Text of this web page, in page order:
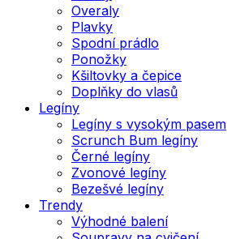
Overaly
Plavky
Spodní prádlo
Ponožky
Kšiltovky a čepice
Doplňky do vlasů
Legíny
Legíny s vysokým pasem
Scrunch Bum legíny
Černé legíny
Zvonové legíny
Bezešvé legíny
Trendy
Výhodné balení